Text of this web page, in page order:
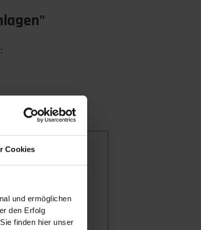
Cookies
und ermöglichen
den Erfolg
finden hier unser